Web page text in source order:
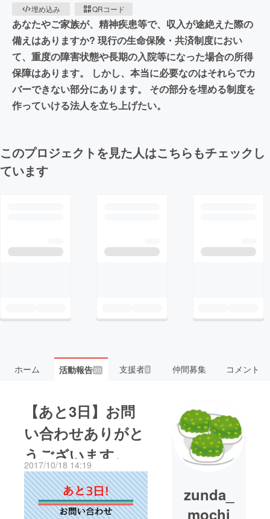
埋め込み
QRコード
あなたやご家族が、精神疾患等で、収入が途絶えた際の
備えはありますか? 現行の生命保険・共済制度におい
て、重度の障害状態や長期の入院等になった場合の所得
保障はあります。 しかし、本当に必要なのはそれらでカ
バーできない部分にあります。 その部分を埋める制度を
作っていける法人を立ち上げたい。
このプロジェクトを見た人はこちらもチェックし
ています
ホーム 活動報告20 支援者9 仲間募集 コメント
【あと3日】お問
い合わせありがと
うございます。
2017/10/18 14:19
zunda_
mochi